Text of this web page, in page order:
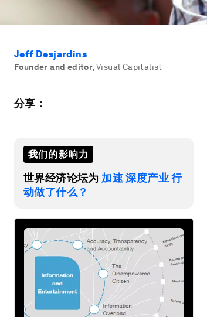
Jeff Desjardins
Founder and editor, Visual Capitalist
分享：
我们的影响力
世界经济论坛为 加速 深度产业 行
动做了什么？